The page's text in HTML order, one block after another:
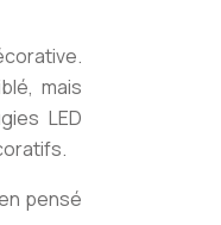
mais
LED
pensé